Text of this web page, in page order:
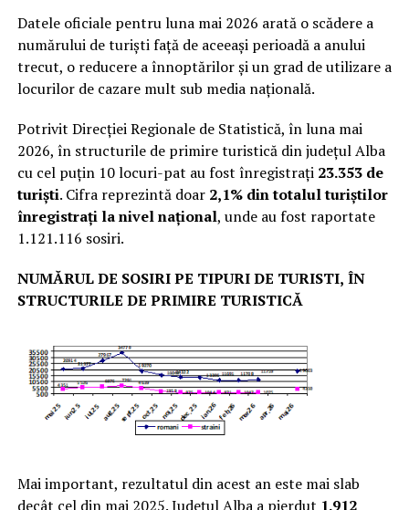
Datele oficiale pentru luna mai 2026 arată o scădere a
numărului de turiști față de aceeași perioadă a anului
trecut, o reducere a înnoptărilor și un grad de utilizare a
locurilor de cazare mult sub media națională.
Potrivit Direcției Regionale de Statistică, în luna mai
2026, în structurile de primire turistică din județul Alba
cu cel puțin 10 locuri-pat au fost înregistrați 23.353 de
turiști. Cifra reprezintă doar 2,1% din totalul turiștilor
înregistrați la nivel național, unde au fost raportate
1.121.116 sosiri.
NUMĂRUL DE SOSIRI PE TIPURI DE TURISTI, ÎN
STRUCTURILE DE PRIMIRE TURISTICĂ
Mai important, rezultatul din acest an este mai slab
decât cel din mai 2025. Județul Alba a pierdut 1.912